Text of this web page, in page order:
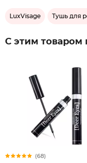
LuxVisage Тушь для
С этим товаром
(68)